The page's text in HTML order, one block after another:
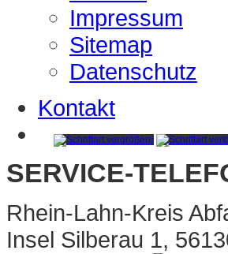
Impressum
Sitemap
Datenschutz
Kontakt
SERVICE-
Rhein-Lahn-Kreis
Insel Silberau 1,